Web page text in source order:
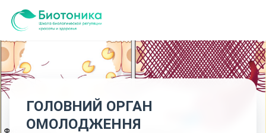
ГОЛОВНИЙ ОРГАН
ОМОЛОДЖЕННЯ